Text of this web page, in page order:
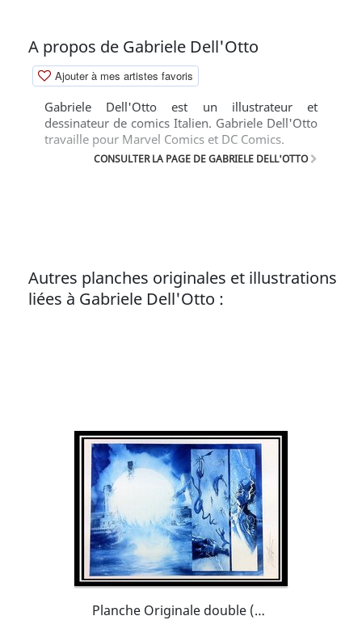
A propos de Gabriele Dell'Otto
Ajouter à mes artistes favoris
Gabriele Dell'Otto est un illustrateur et
dessinateur de comics Italien. Gabriele Dell'Otto
travaille pour Marvel Comics et DC Comics.
CONSULTER LA PAGE DE GABRIELE DELL'OTTO
Autres planches originales et illustrations
liées à Gabriele Dell'Otto :
Planche Originale double (splash) tirée de Secret War par Gabrielle Dell'Otto